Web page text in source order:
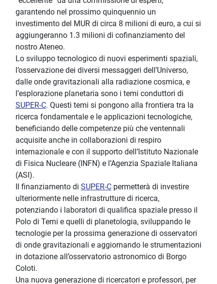
garantendo nel prossimo quinquennio un
investimento del MUR di circa 8 milioni di euro, a cui si
aggiungeranno 1.3 milioni di cofinanziamento del
nostro Ateneo.
Lo sviluppo tecnologico di nuovi esperimenti spaziali,
l’osservazione dei diversi messaggeri dell’Universo,
dalle onde gravitazionali alla radiazione cosmica, e
l’esplorazione planetaria sono i temi conduttori di
SUPER-C. Questi temi si pongono alla frontiera tra la
ricerca fondamentale e le applicazioni tecnologiche,
beneficiando delle competenze più che ventennali
acquisite anche in collaborazioni di respiro
internazionale e con il supporto dell’Istituto Nazionale
di Fisica Nucleare (INFN) e l’Agenzia Spaziale Italiana
(ASI).
Il finanziamento di SUPER-C permetterà di investire
ulteriormente nelle infrastrutture di ricerca,
potenziando i laboratori di qualifica spaziale presso il
Polo di Terni e quelli di planetologia, sviluppando le
tecnologie per la prossima generazione di osservatori
di onde gravitazionali e aggiornando le strumentazioni
in dotazione all’osservatorio astronomico di Borgo
Coloti.
Una nuova generazione di ricercatori e professori, per